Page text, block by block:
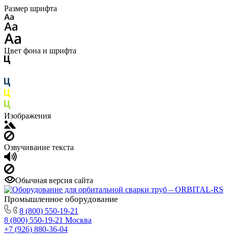
Размер шрифта
Цвет фона и шрифта
Изображения
Озвучивание текста
Обычная версия сайта
Промышленное оборудование
8 (800) 550-19-21
8 (800) 550-19-21 Москва
+7 (926) 880-36-04